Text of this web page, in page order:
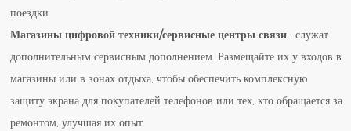
поездки.
Магазины цифровой техники/сервисные центры связи : служат
дополнительным сервисным дополнением. Размещайте их у входов в
магазины или в зонах отдыха, чтобы обеспечить комплексную
защиту экрана для покупателей телефонов или тех, кто обращается за
ремонтом, улучшая их опыт.